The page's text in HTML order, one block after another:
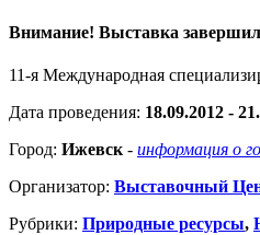
Внимание! Выставка
11-я Международная
Дата проведения: 18.09.2012 -
Город: Ижевск - информация о
Организатор: Выставочный
Рубрики: Природные ресурсы,